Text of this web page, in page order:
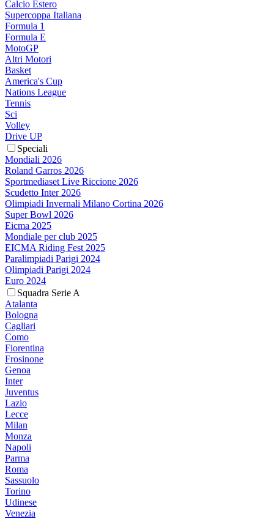
Calcio Estero
Supercoppa Italiana
Formula 1
Formula E
MotoGP
Altri Motori
Basket
America's Cup
Nations League
Tennis
Sci
Volley
Drive UP
Speciali
Mondiali 2026
Roland Garros 2026
Sportmediaset Live Riccione 2026
Scudetto Inter 2026
Olimpiadi Invernali Milano Cortina 2026
Super Bowl 2026
Eicma 2025
Mondiale per club 2025
EICMA Riding Fest 2025
Paralimpiadi Parigi 2024
Olimpiadi Parigi 2024
Euro 2024
Squadra Serie A
Atalanta
Bologna
Cagliari
Como
Fiorentina
Frosinone
Genoa
Inter
Juventus
Lazio
Lecce
Milan
Monza
Napoli
Parma
Roma
Sassuolo
Torino
Udinese
Venezia